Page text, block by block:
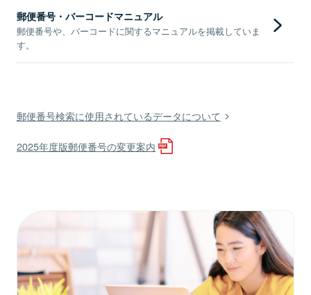
郵便番号・バーコードマニュアル
郵便番号や、バーコードに関するマニュアルを掲載していま
す。
郵便番号検索に使用されているデータについて
2025年度版郵便番号の変更案内